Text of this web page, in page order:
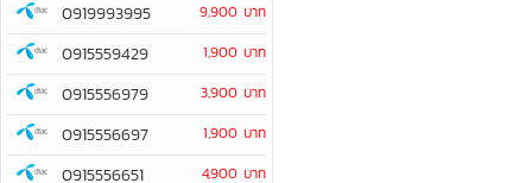
0919993995 9,900 บาท
0915559429 1,900 บาท
0915556979 3,900 บาท
0915556697 1,900 บาท
0915556651 4,900 บาท